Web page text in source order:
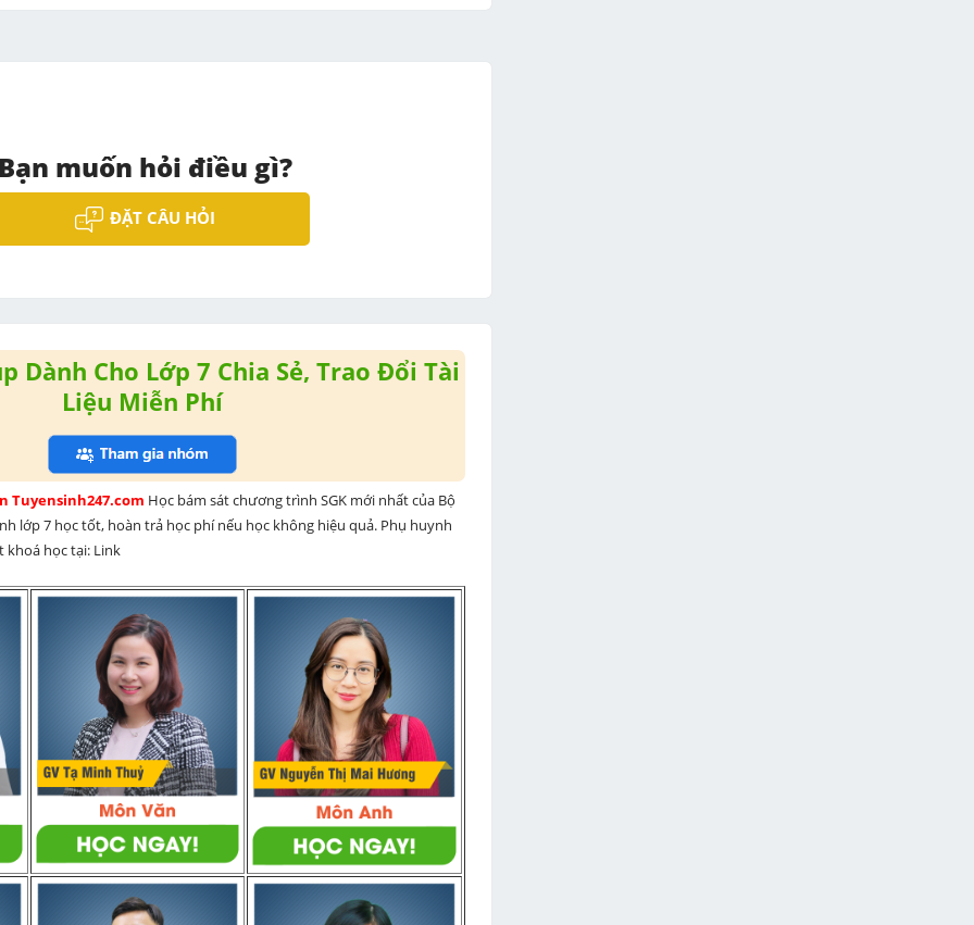
muốn hỏi điều gì?
ĐẶT CÂU HỎI
Dành Cho Lớp 7 Chia Sẻ, Trao Đổi Tài
Liệu Miễn Phí
Tuyensinh247.com Học bám sát chương trình SGK mới nhất của Bộ
lớp 7 học tốt, hoàn trả học phí nếu học không hiệu quả. Phụ huynh
khoá học tại: Link